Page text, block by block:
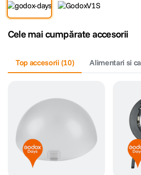
3. trepied telefon
peak design
lavaliera
sony fx
9. dji mic mini
Cele mai cumpărate accesorii
Top accesorii (10) Alimentari si